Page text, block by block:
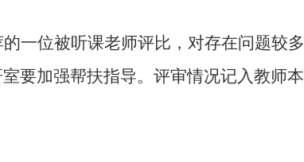
一位被听课老师评比，对存在问题较多
要加强帮扶指导。 评审情况记入教师本